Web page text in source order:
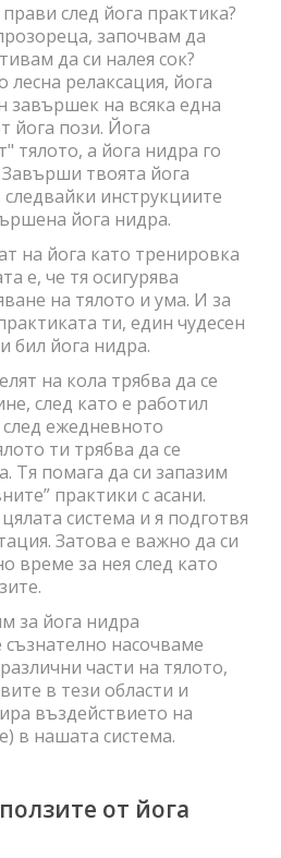
след йога практика?
започвам да
да си налея сок?
лесна релаксация, йога
завършек на всяка една
йога пози. Йога
тялото, а йога нидра го
твоята йога
инструкциите
йога нидра.
на йога като тренировка
е, че тя осигурява
на тялото и ума. И за
ти, един чудесен
бил йога нидра.
на кола трябва да се
след като е работил
ежедневното
ти трябва да се
Тя помага да си запазим
практики с асани.
система и я подготвя
Затова е важно да си
време за нея след като
за йога нидра
насочваме
части на тялото,
в тези области и
въздействието на
в нашата система.
от йога